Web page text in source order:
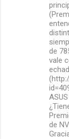
de
vale
de